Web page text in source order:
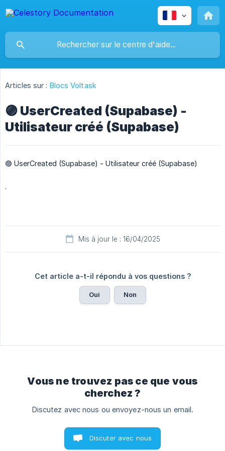
Articles sur : Blocs Voltask
🟣 UserCreated (Supabase) -
Utilisateur créé (Supabase)
🟣 UserCreated (Supabase) - Utilisateur créé (Supabase)
.
Mis à jour le : 16/04/2025
Cet article a-t-il répondu à vos questions ?
Oui Non
Vous ne trouvez pas ce que vous
cherchez ?
Discutez avec nous ou envoyez-nous un email.
Discuter avec nous